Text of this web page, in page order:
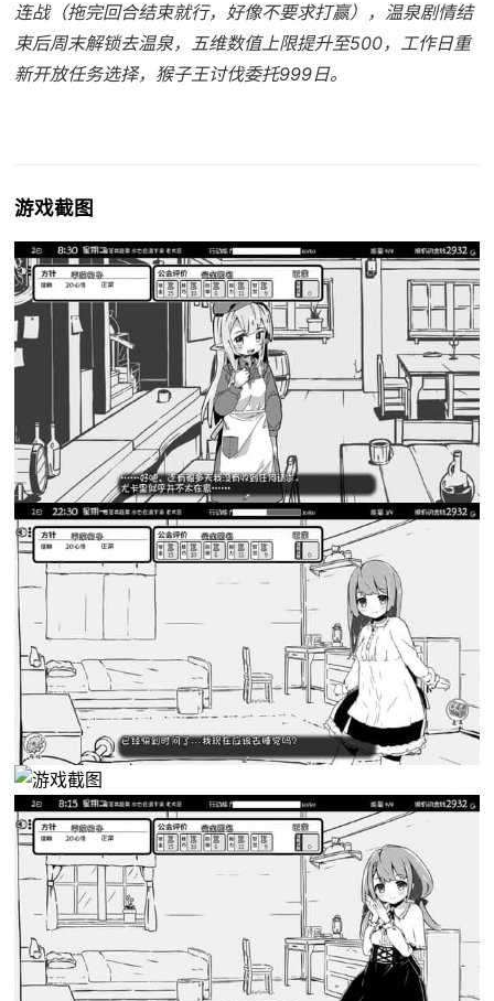
连战（拖完回合结束就行，好像不要求打赢），温泉剧情结
束后周末解锁去温泉，五维数值上限提升至500，工作日重
新开放任务选择，猴子王讨伐委托999日。
游戏截图